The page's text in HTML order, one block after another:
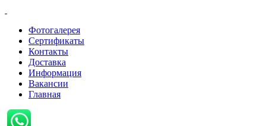
Фотогалерея
Сертификаты
Контакты
Доставка
Информация
Вакансии
Главная